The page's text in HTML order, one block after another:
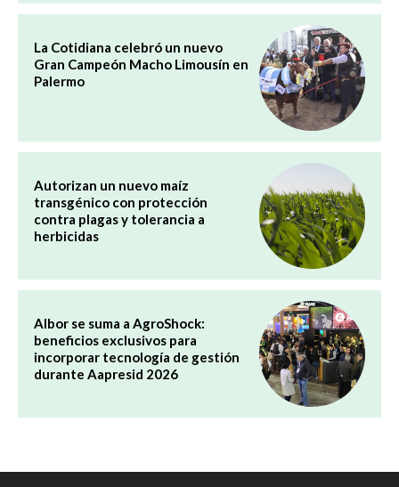
La Cotidiana celebró un nuevo
Gran Campeón Macho Limousín en
Palermo
Autorizan un nuevo maíz
transgénico con protección
contra plagas y tolerancia a
herbicidas
Albor se suma a AgroShock:
beneficios exclusivos para
incorporar tecnología de gestión
durante Aapresid 2026